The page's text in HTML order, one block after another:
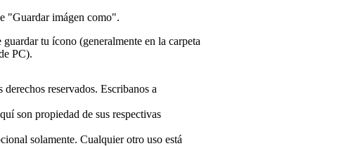
"Guardar imágen como".
tu ícono (generalmente en la carpeta
PC).
reservados. Escribanos a
son propiedad de sus respectivas
solamente. Cualquier otro uso está